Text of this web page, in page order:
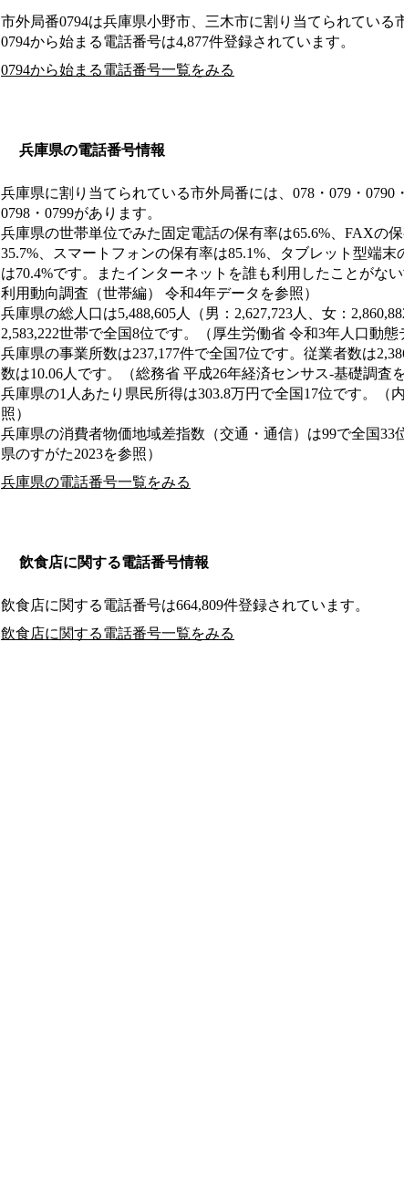
市外局番0794は兵庫県小野市、三木市に割り当てられている
0794から始まる電話番号は4,877件登録されています。
0794から始まる電話番号一覧をみる
兵庫県の電話番号情報
兵庫県に割り当てられている市外局番には、078・079・0790
0798・0799があります。
兵庫県の世帯単位でみた固定電話の保有率は65.6%、FAXの
35.7%、スマートフォンの保有率は85.1%、タブレット型端
は70.4%です。またインターネットを誰も利用したことがな
利用動向調査（世帯編） 令和4年データを参照）
兵庫県の総人口は5,488,605人（男：2,627,723人、女：
2,583,222世帯で全国8位です。（厚生労働省 令和3年人口動
兵庫県の事業所数は237,177件で全国7位です。従業者数は
数は10.06人です。（総務省 平成26年経済センサス‐基礎調査
兵庫県の1人あたり県民所得は303.8万円で全国17位です。（
照）
兵庫県の消費者物価地域差指数（交通・通信）は99で全国33
県のすがた2023を参照）
兵庫県の電話番号一覧をみる
飲食店に関する電話番号情報
飲食店に関する電話番号は664,809件登録されています。
飲食店に関する電話番号一覧をみる